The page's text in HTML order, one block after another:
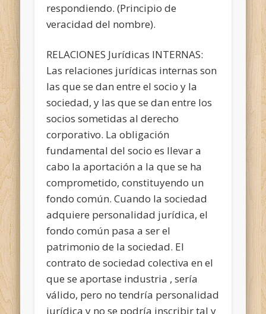
respondiendo. (Principio de
veracidad del nombre).
RELACIONES Jurídicas INTERNAS:
Las relaciones jurídicas internas son
las que se dan entre el socio y la
sociedad, y las que se dan entre los
socios sometidas al derecho
corporativo. La obligación
fundamental del socio es llevar a
cabo la aportación a la que se ha
comprometido, constituyendo un
fondo común. Cuando la sociedad
adquiere personalidad jurídica, el
fondo común pasa a ser el
patrimonio de la sociedad. El
contrato de sociedad colectiva en el
que se aportase industria , sería
válido, pero no tendría personalidad
jurídica y no se podría inscribir tal y